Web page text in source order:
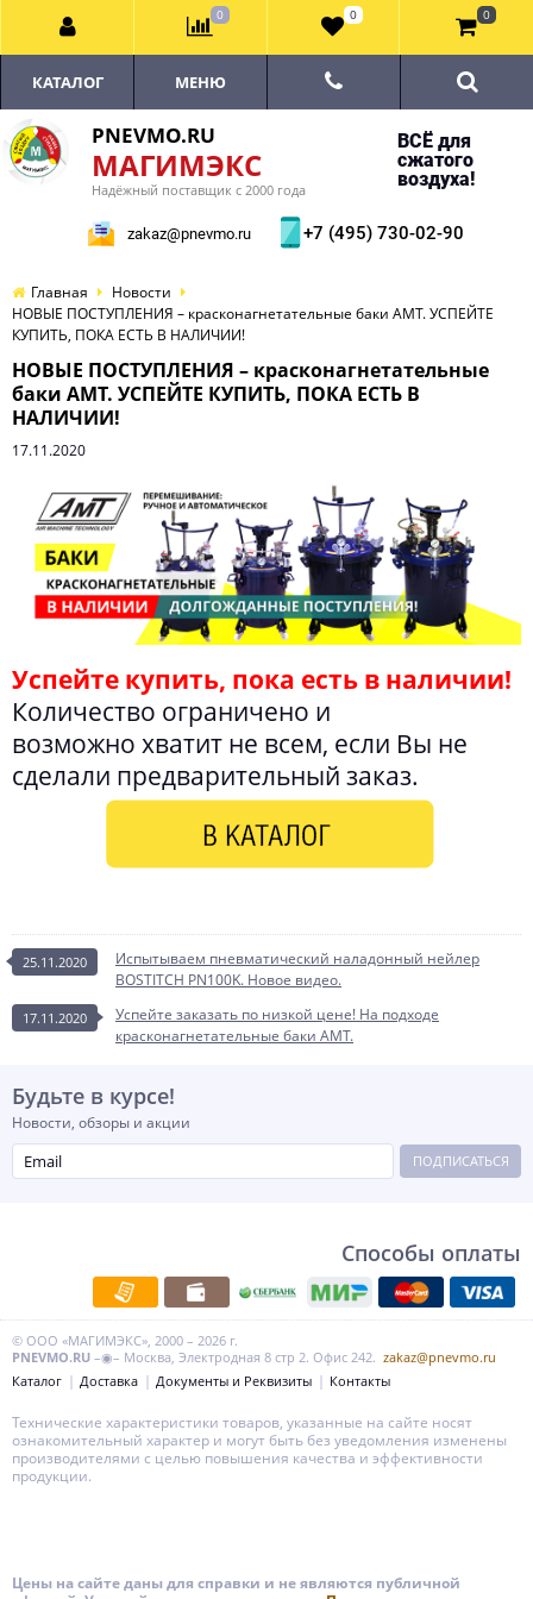
PNEVMO.RU
МАГИМЭКС
Надёжный поставщик с 2000 года
ВСЁ для
сжатого
воздуха!
zakaz@pnevmo.ru +7 (495) 730-02-90
КАТАЛОГ МЕНЮ
Главная
Новости
НОВЫЕ ПОСТУПЛЕНИЯ – красконагнетательные баки AMT. УСПЕЙТЕ
КУПИТЬ, ПОКА ЕСТЬ В НАЛИЧИИ!
НОВЫЕ ПОСТУПЛЕНИЯ – красконагнетательные
баки AMT. УСПЕЙТЕ КУПИТЬ, ПОКА ЕСТЬ В
НАЛИЧИИ!
17.11.2020
Успейте купить, пока есть в наличии!
Количество ограничено и
возможно хватит не всем, если Вы не
сделали предварительный заказ.
25.11.2020
Испытываем пневматический наладонный нейлер
BOSTITCH PN100K. Новое видео.
Успейте заказать по низкой цене! На подходе
красконагнетательные баки AMT.
17.11.2020
Будьте в курсе!
Новости, обзоры и акции
ПОДПИСАТЬСЯ
Способы оплаты
© ООО «МАГИМЭКС», 2000 – 2026 г.
PNEVMO.RU –◉– Москва, Электродная 8 стр 2. Офис 242. zakaz@pnevmo.ru
Каталог
Доставка Документы и Реквизиты Контакты
0 0 0
Технические характеристики товаров, указанные на сайте носят
ознакомительный характер и могут быть без уведомления изменены
производителями с целью повышения качества и эффективности
продукции.
Цены на сайте даны для справки и не являются публичной